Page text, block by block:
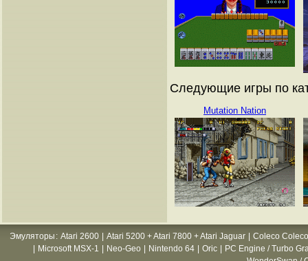
Следующие игры по
Mutation Nation
Эмуляторы : Atari 2600 Atari 5200 + Atari 7800 + Atari Jaguar
Coleco
Microsoft MSX-1 Neo-Geo Nintendo 64 Oric
PC Engine / Turbo